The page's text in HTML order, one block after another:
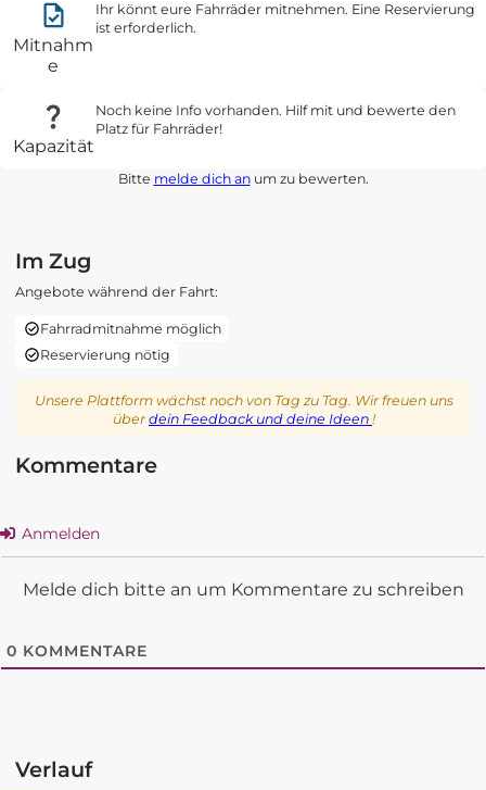
Mitnahm
e
Ihr könnt eure Fahrräder mitnehmen. Eine Reservierung
ist erforderlich.
Kapazität
Noch keine Info vorhanden. Hilf mit und bewerte den
Platz für Fahrräder!
Bitte melde dich anum zu bewerten.
Im Zug
Angebote während der Fahrt:
Fahrradmitnahme möglich
Reservierung nötig
Unsere Plattform wächst noch von Tag zu Tag. Wir freuen uns
überdein Feedback und deine Ideen !
Kommentare
Anmelden
Melde dich bitte an um Kommentare zu schreiben
0 KOMMENTARE
Verlauf